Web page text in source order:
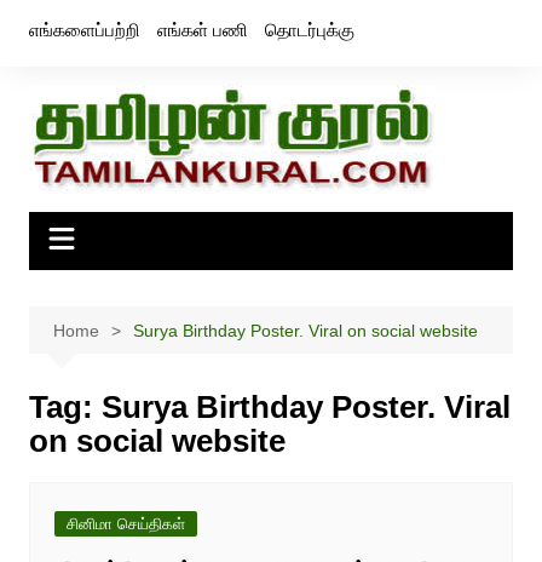
எங்களைப்பற்றி எங்கள் பணி தொடர்புக்கு
Home Surya Birthday Poster. Viral on social website
Tag: Surya Birthday Poster. Viral
on social website
சினிமா செய்திகள்